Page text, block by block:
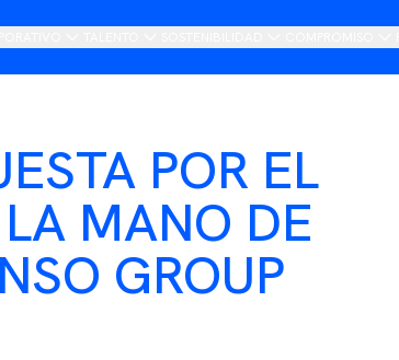
POR EL
MANO DE
GROUP